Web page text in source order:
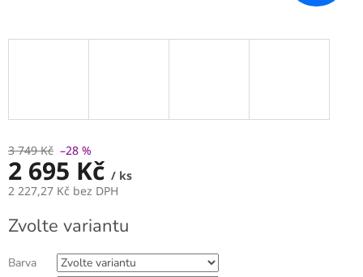
3 749 Kč –28 %
2 695 Kč / ks
2 227,27 Kč bez DPH
cena:
Zvolte variantu
Barva